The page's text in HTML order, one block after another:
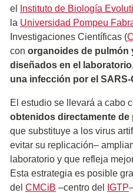
el
Instituto de Biología
la Universidad Pompeu
Investigaciones Científicas (
con organoides de pulmón
diseñados en el
una infección por el
El estudio se llevará a cabo
obtenidos directamente de
que substituye a los virus
evitar su replicación–
laboratorio y que refleja
Esta estrategia es posible
del CMCiB –centro del IGTP